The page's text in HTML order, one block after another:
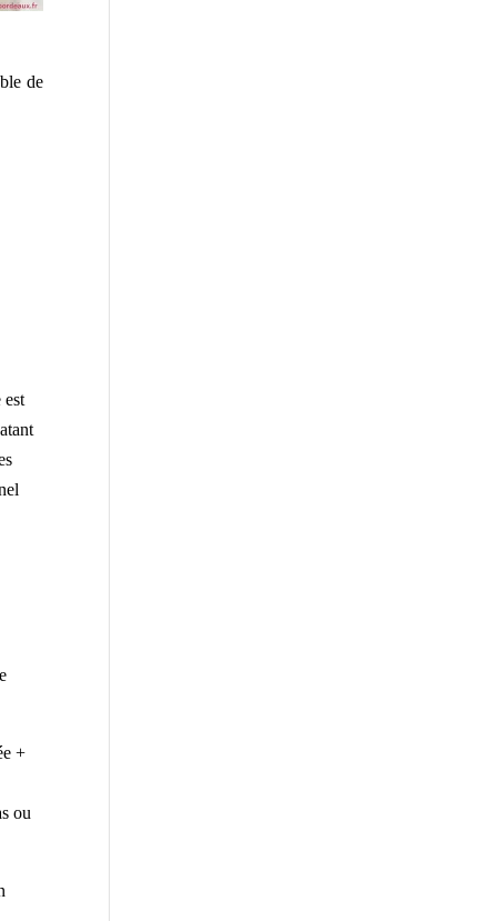
de
est
+
ou